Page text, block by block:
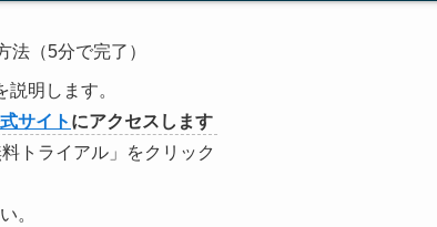
（5分で完了）
明します。
サイト にアクセスします
トライアル」をクリック
。